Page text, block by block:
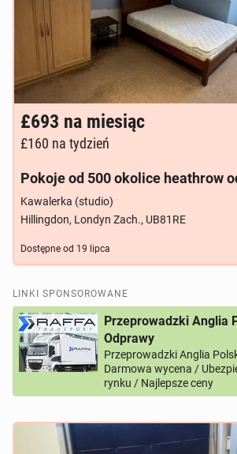
£693 na miesiąc
£160 na tydzień
Pokoje od 500 okolice heathrow
Kawalerka (studio)
Hillingdon, Londyn Zach., UB81RE
Dostępne od 19 lipca
LINKI SPONSOROWANE
Przeprowadzki Anglia
Odprawy
Przeprowadzki Anglia
Darmowa wycena /
rynku / Najlepsze ceny